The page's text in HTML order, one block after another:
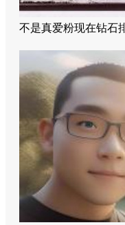
不是真爱粉现在钻石